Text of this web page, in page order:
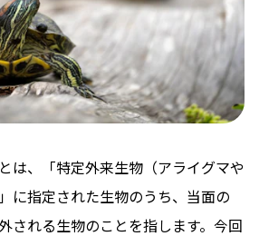
は、「特定外来生物（アライグマや
に指定された生物のうち、当面の
される生物のことを指します。今回